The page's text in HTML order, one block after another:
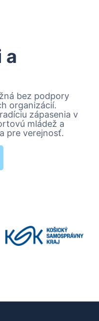
a
bez podpory
organizácií.
zápasenia v
mládež a
pre verejnosť.